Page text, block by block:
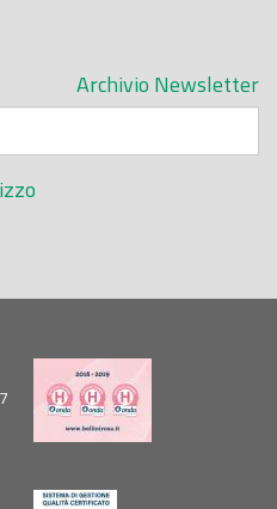
Archivio Newsletter